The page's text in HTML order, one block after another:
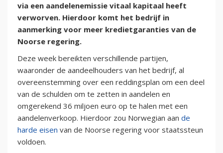
via een aandelenemissie vitaal kapitaal heeft
verworven. Hierdoor komt het bedrijf in
aanmerking voor meer kredietgaranties van de
Noorse regering.
Deze week bereikten verschillende partijen,
waaronder de aandeelhouders van het bedrijf, al
overeenstemming over een reddingsplan om een deel
van de schulden om te zetten in aandelen en
omgerekend 36 miljoen euro op te halen met een
aandelenverkoop. Hierdoor zou Norwegian aan de
harde eisen van de Noorse regering voor staatssteun
voldoen.